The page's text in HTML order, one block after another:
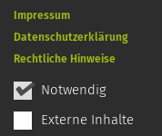
Notwendig
Externe Inhalte
Impressum
Datenschutzerklärung
Rechtliche Hinweise